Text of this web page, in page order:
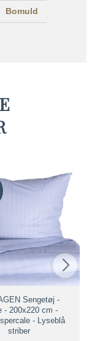
Bomuld
Sengetøj -
- 200x220 cm -
- Lyseblå
striber